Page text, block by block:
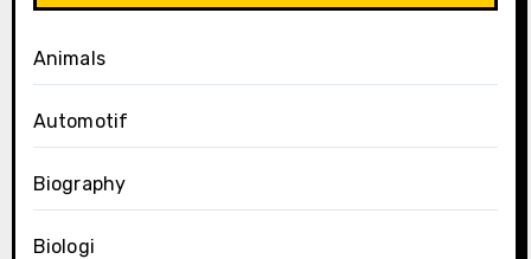
Animals
Automotif
Biography
Biologi